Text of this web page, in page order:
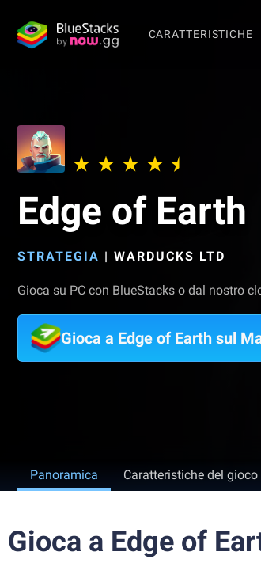
CARATTERISTICHE
Edge of Earth
STRATEGIA | WARDUCKS LTD
Gioca su PC con BlueStacks o dal nostro
Gioca a Edge of Earth sul
Panoramica Caratteristiche del gioco
Gioca a Edge of